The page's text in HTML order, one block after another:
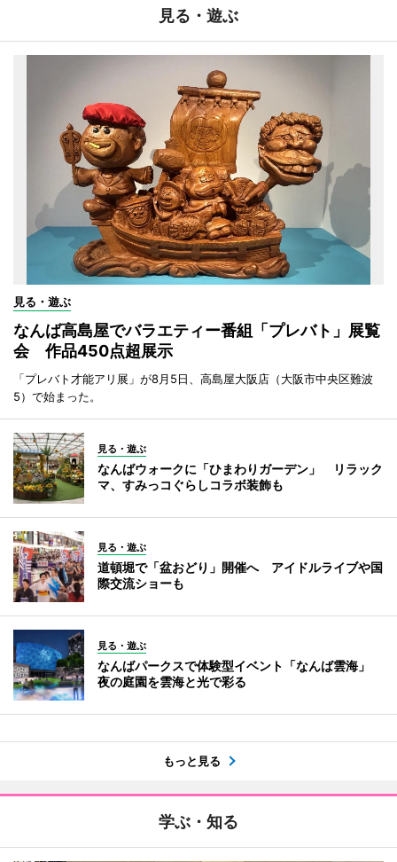
見る・遊ぶ
見る・遊ぶ
なんば高島屋でバラエティー番組「プレバト」展覧
会 作品450点超展示
「プレバト才能アリ展」が8月5日、高島屋大阪店（大阪市中央区難波
5）で始まった。
見る・遊ぶ
なんばウォークに「ひまわりガーデン」 リラック
マ、すみっコぐらしコラボ装飾も
見る・遊ぶ
道頓堀で「盆おどり」開催へ アイドルライブや国
際交流ショーも
見る・遊ぶ
なんばパークスで体験型イベント「なんば雲海」
夜の庭園を雲海と光で彩る
もっと見る
学ぶ・知る